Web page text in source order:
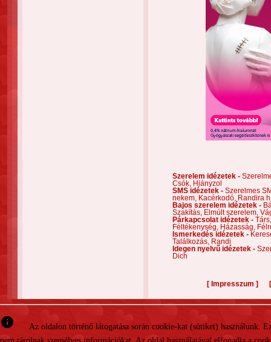
Szerelem idézetek -
Csók,
Hiányzol
SMS idézetek - Szerelmes
nekem,
Kacérkodó,
Randira
Bajos szerelem idézetek -
Szakítás,
Elmúlt szerelem,
Párkapcsolat idézetek -
Féltékenység,
Házasság,
Ismerkedés idézetek -
Találkozás,
Randi
Idegen nyelvű idézetek -
Dich
[ Impresszum ]
info
Az oldalon történő látogatása során cookie-kat (sütiket)